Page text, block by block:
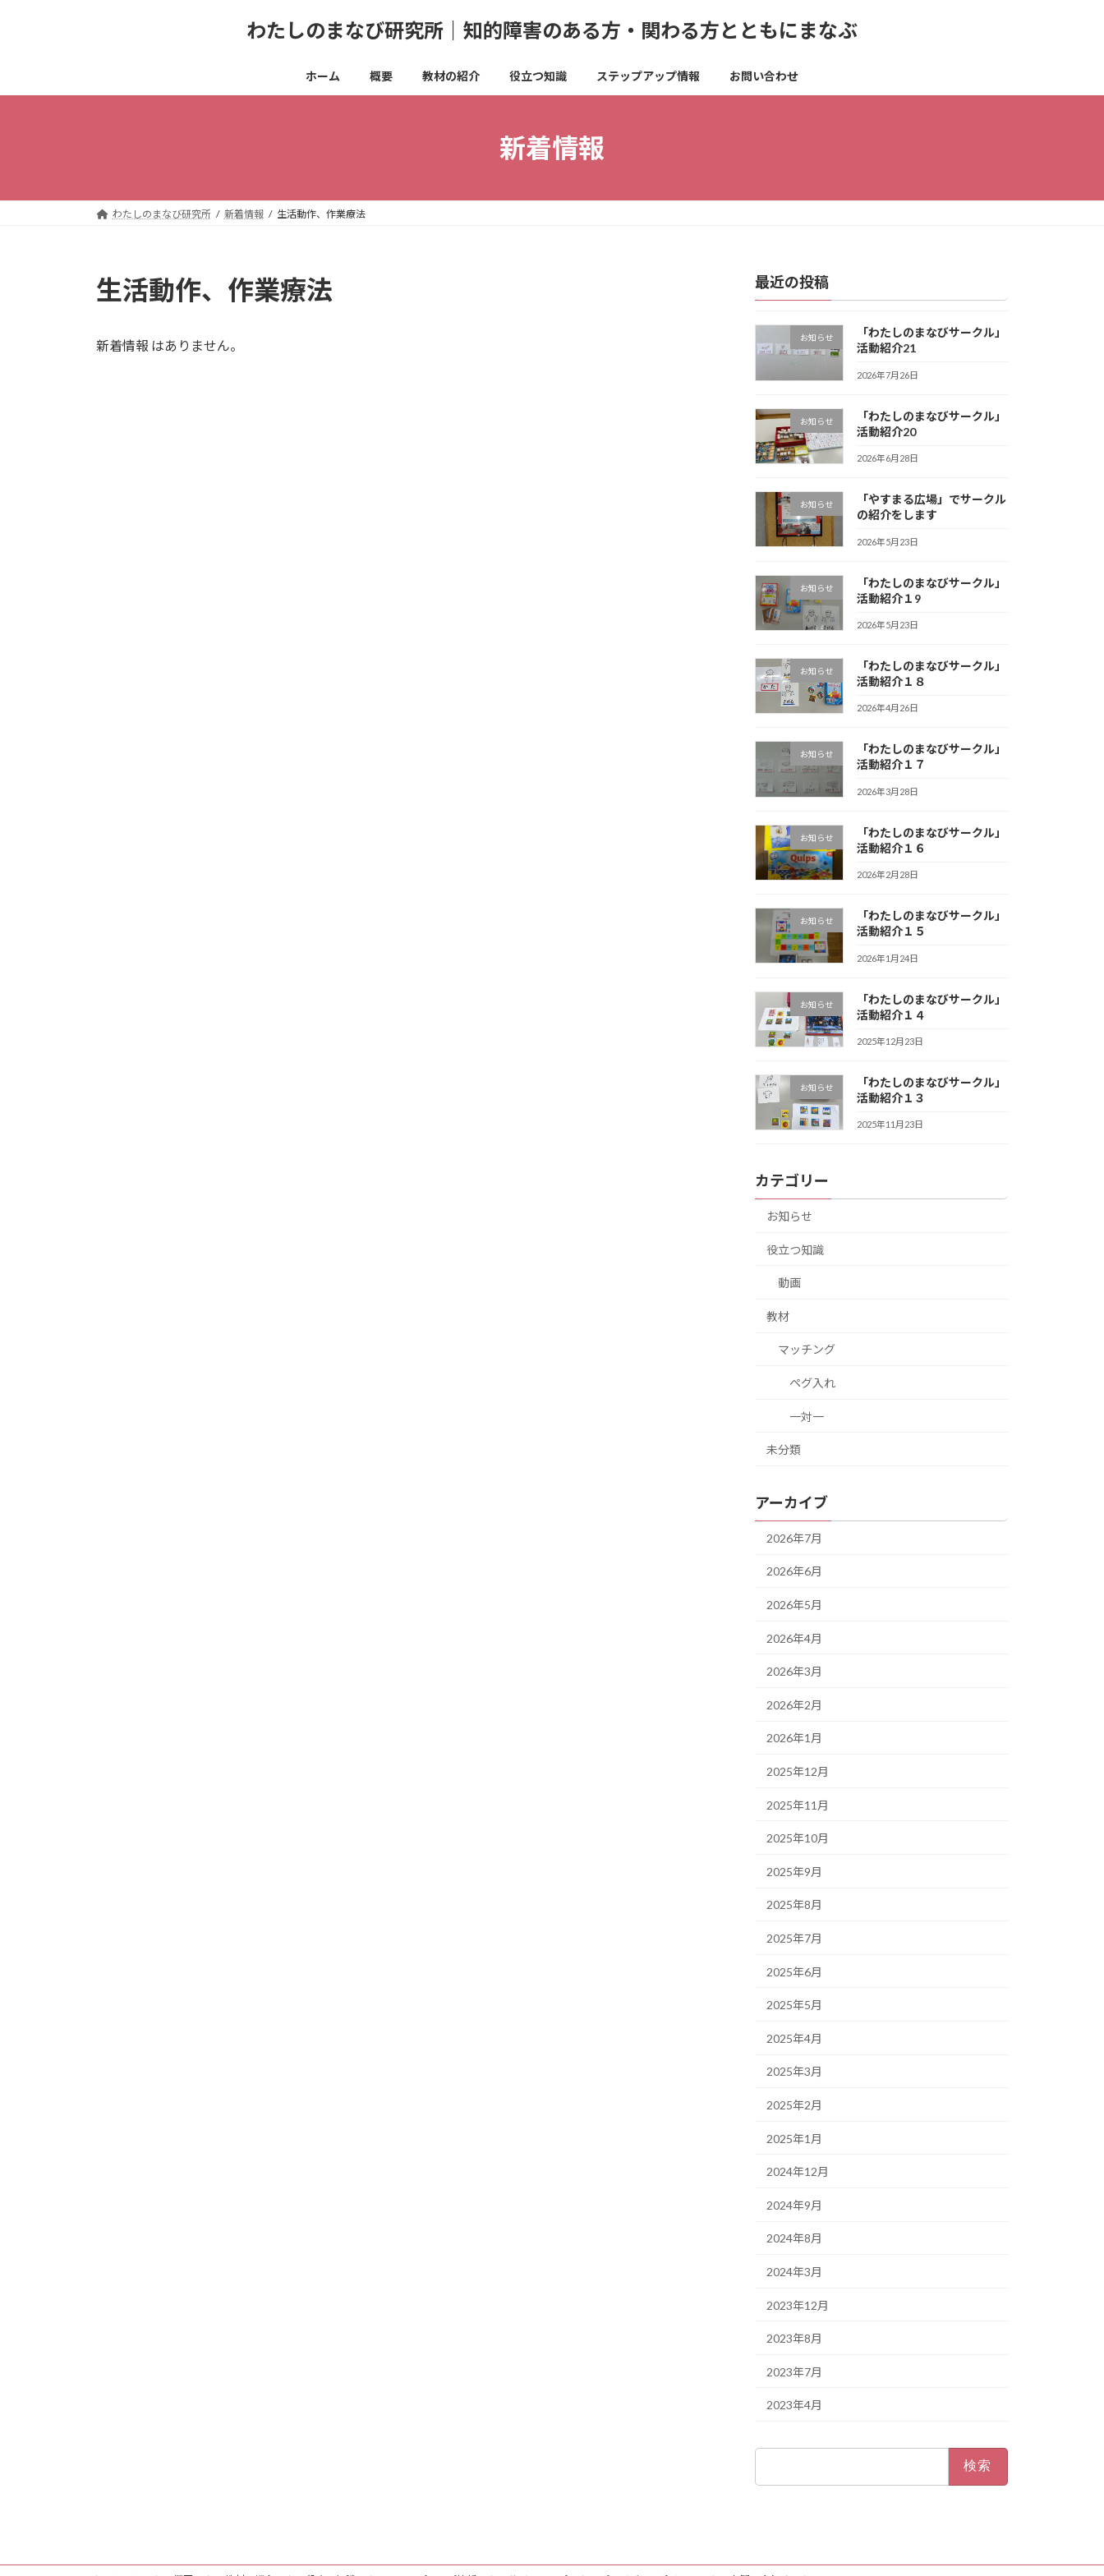
わたしのまなび研究所｜知的障害のある方・関わる方とともにまなぶ
ホーム 概要 教材の紹介 役立つ知識 ステップアップ情報 お問い合わせ
新着情報
わたしのまなび研究所 新着情報 生活動作、作業療法
生活動作、作業療法
新着情報 はありません。
最近の投稿
お知らせ
「わたしのまなびサークル」
活動紹介21
2026年7月26日
お知らせ
「わたしのまなびサークル」
活動紹介20
2026年6月28日
お知らせ
「やすまる広場」でサークル
の紹介をします
2026年5月23日
お知らせ
「わたしのまなびサークル」
活動紹介１9
2026年5月23日
お知らせ
「わたしのまなびサークル」
活動紹介１８
2026年4月26日
お知らせ
「わたしのまなびサークル」
活動紹介１７
2026年3月28日
お知らせ
「わたしのまなびサークル」
活動紹介１６
2026年2月28日
お知らせ
「わたしのまなびサークル」
活動紹介１５
2026年1月24日
お知らせ
「わたしのまなびサークル」
活動紹介１４
2025年12月23日
お知らせ
「わたしのまなびサークル」
活動紹介１３
2025年11月23日
カテゴリー
お知らせ
役立つ知識
動画
教材
マッチング
ペグ入れ
一対一
未分類
アーカイブ
2026年7月
2026年6月
2026年5月
2026年4月
2026年3月
2026年2月
2026年1月
2025年12月
2025年11月
2025年10月
2025年9月
2025年8月
2025年7月
2025年6月
2025年5月
2025年4月
2025年3月
2025年2月
2025年1月
2024年12月
2024年9月
2024年8月
2024年3月
2023年12月
2023年8月
2023年7月
2023年4月